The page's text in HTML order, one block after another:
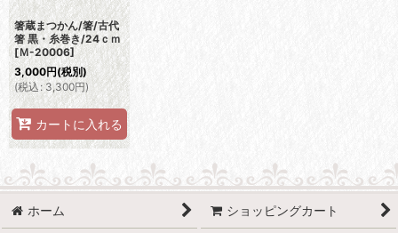
箸蔵まつかん/箸/古代
箸 黒・糸巻き/24ｃｍ
[Ｍ-20006]
3,000円(税別)
(税込 : 3,300円)
カートに入れる
ホーム ショッピングカート